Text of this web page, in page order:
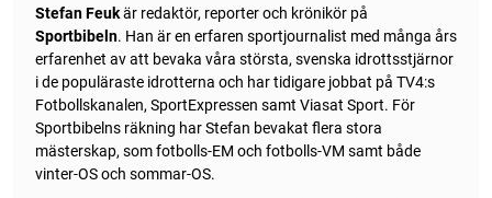
Stefan Feukär redaktör, reporter och krönikör på
Sportbibeln. Han är en erfaren sportjournalist med många års
erfarenhet av att bevaka våra största, svenska idrottsstjärnor
i de populäraste idrotterna och har tidigare jobbat på TV4:s
Fotbollskanalen, SportExpressen samt Viasat Sport. För
Sportbibelns räkning har Stefan bevakat flera stora
mästerskap, som fotbolls-EM och fotbolls-VM samt både
vinter-OS och sommar-OS.